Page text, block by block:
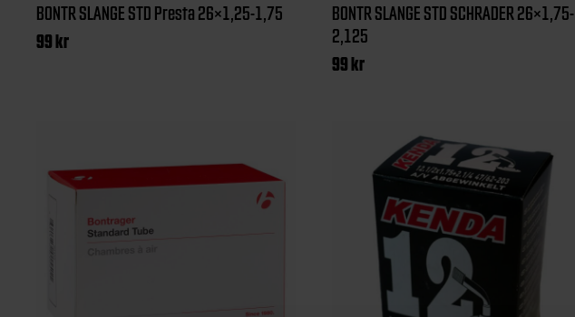
BONTR SLANGE STD Presta 26×1,25-1,75
99kr
BONTR SLANGE STD SCHRADER 26×1,75-
2,125
99kr